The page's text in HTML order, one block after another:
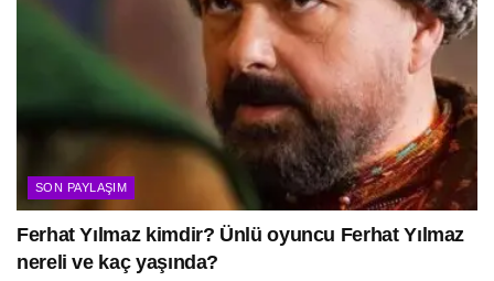
SON PAYLAŞIM
Ferhat Yılmaz kimdir? Ünlü oyuncu Ferhat Yılmaz
nereli ve kaç yaşında?